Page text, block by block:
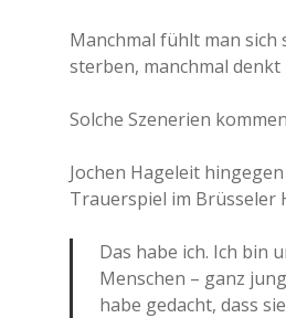
Manchmal fühlt man sich
sterben, manchmal
Solche Szenerien
Jochen Hageleit
Trauerspiel im Brüsseler
Das habe ich. Ich bin
Menschen – ganz
habe gedacht, dass